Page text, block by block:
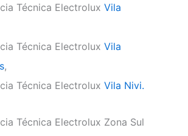
Técnica Electrolux Vila
Técnica Electrolux Vila
,
Técnica Electrolux Vila Nivi.
Técnica Electrolux Zona Sul